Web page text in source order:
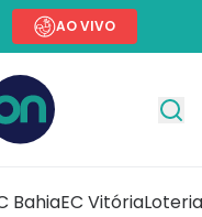
AO VIVO
BahiaEC Vitória